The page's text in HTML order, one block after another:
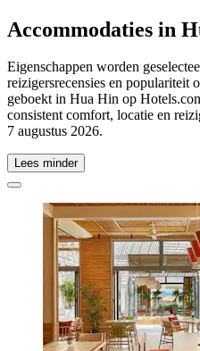
Accommodaties in
Eigenschappen worden
reizigersrecensies en populariteit
geboekt in Hua Hin op
consistent comfort, locatie en
7 augustus 2026.
Lees minder